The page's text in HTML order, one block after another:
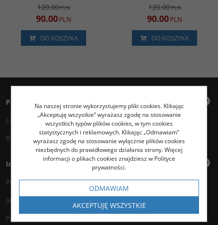
120.00PLN
90.00PLN
DO KOSZYKA
120.00PLN
90.00PLN
DO KOSZYKA
Panel klienta
Logowanie
Rejestracja
Informacje
Polityka prywatności
Jak kupować?
Polityka legalności
Na naszej stronie wykorzystujemy pliki cookies. Klikając
„Akceptuję wszystkie” wyrażasz zgodę na stosowanie
wszystkich typów plików cookies, w tym cookies
statystycznych i reklamowych. Klikając „Odmawiam”
wyrażasz zgodę na stosowanie wyłącznie plików cookies
niezbędnych do prawidłowego działania strony. Więcej
informacji o plikach cookies znajdziesz w Polityce
prywatności.
ODMAWIAM
AKCEPTUJĘ WSZYSTKIE